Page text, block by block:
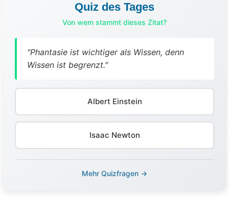
Quiz des Tages
Von wem stammt dieses Zitat?
"Phantasie ist wichtiger als Wissen, denn
Wissen ist begrenzt."
Albert Einstein
Isaac Newton
Mehr Quizfragen →